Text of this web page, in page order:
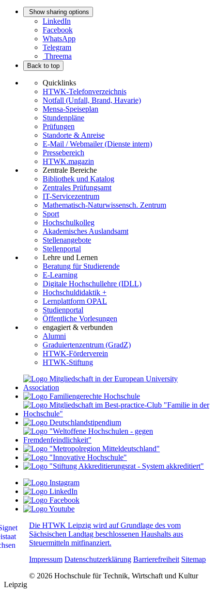
Show sharing options
LinkedIn
Facebook
WhatsApp
Telegram
Threema
Back to top
Quicklinks
HTWK-Telefonverzeichnis
Notfall (Unfall, Brand, Havarie)
Mensa-Speiseplan
Stundenpläne
Prüfungen
Standorte & Anreise
E-Mail / Webmailer (Dienste intern)
Pressebereich
HTWK.magazin
Zentrale Bereiche
Bibliothek und Katalog
Zentrales Prüfungsamt
IT-Servicezentrum
Mathematisch-Naturwissensch. Zentrum
Sport
Hochschulkolleg
Akademisches Auslandsamt
Stellenangebote
Stellenportal
Lehre und Lernen
Beratung für Studierende
E-Learning
Digitale Hochschullehre (IDLL)
Hochschuldidaktik +
Lernplattform OPAL
Studienportal
Öffentliche Vorlesungen
engagiert & verbunden
Alumni
Graduiertenzentrum (GradZ)
HTWK-Förderverein
HTWK-Stiftung
Die HTWK Leipzig wird auf Grundlage des vom
Sächsischen Landtag beschlossenen Haushalts aus
Steuermitteln mitfinanziert.
Impressum Datenschutzerklärung Barrierefreiheit Sitemap
© 2026 Hochschule für Technik, Wirtschaft und Kultur
Leipzig